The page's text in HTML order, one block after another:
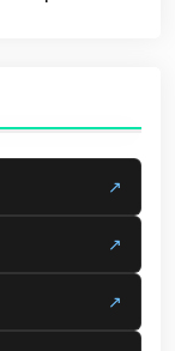
↗
↗
↗